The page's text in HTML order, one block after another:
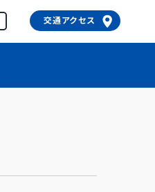
交通アクセス